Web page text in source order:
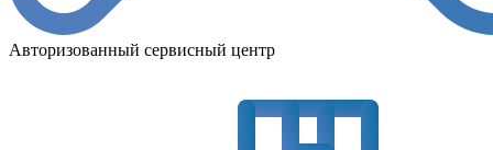
Авторизованный сервисный центр